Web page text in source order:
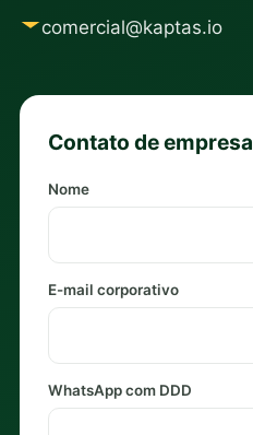
comercial@kaptas.io
Contato de empresa
Nome
E-mail corporativo
WhatsApp com DDD